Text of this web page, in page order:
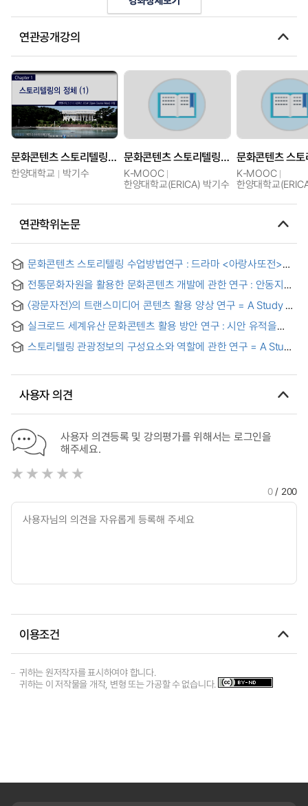
연관공개강의
문화콘텐츠 스토리텔링 분석
한양대학교 박기수
문화콘텐츠 스토리텔링 분석
K-MOOC
한양대학교(ERICA) 박기수
K-MOOC
한양대학교
연관학위논문
문화콘텐츠 스토리텔링 수업방법연구 : 드라마 <아랑사또전>을
중심으로 = A study on method of culture contents
storytelling teaching : focusing on drama <Arang
Magistrate Tale>
전통문화자원을 활용한 문화콘텐츠 개발에 관한 연구 : 안동지역
예술,교육, 생활문화 콘텐츠를 중심으로 = A Study on the
Development of Cultural Content Based on Traditional
Culture
〈광문자전〉의 트랜스미디어 콘텐츠 활용 양상 연구 = A Study of
How 〈Gwangmunjajeon〉 Is Used as Transmedia Content
실크로드 세계유산 문화콘텐츠 활용 방안 연구 : 시안 유적을
중심으로 = Cultural Context Approach for the Promotion of
Silk Road World Heritage at the Sites of Xi'an
스토리텔링 관광정보의 구성요소와 역할에 관한 연구 = A Study
Information
사용자 의견
사용자 의견등록 및 강의평가를 위해서는 로그인을
해주세요.
0/ 200
이용조건
귀하는 원저작자를 표시하여야 합니다.
귀하는 이 저작물을 개작, 변형 또는 가공할 수 없습니다.